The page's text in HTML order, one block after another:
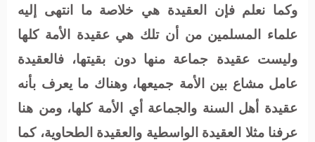
وكما نعلم فإن العقيدة هي خلاصة ما انتهى إليه
علماء المسلمين من أن تلك هي عقيدة الأمة كلها
وليست عقيدة جماعة منها دون بقيتها، فالعقيدة
عامل مشاع بين الأمة جميعها، وهناك ما يعرف بأنه
عقيدة أهل السنة والجماعة أي الأمة كلها، ومن هنا
عرفنا مثلا العقيدة الواسطية والعقيدة الطحاوية، كما